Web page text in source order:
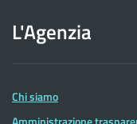
dell'Agenzia
delle
Entrate
L'Agenzia
Chi siamo